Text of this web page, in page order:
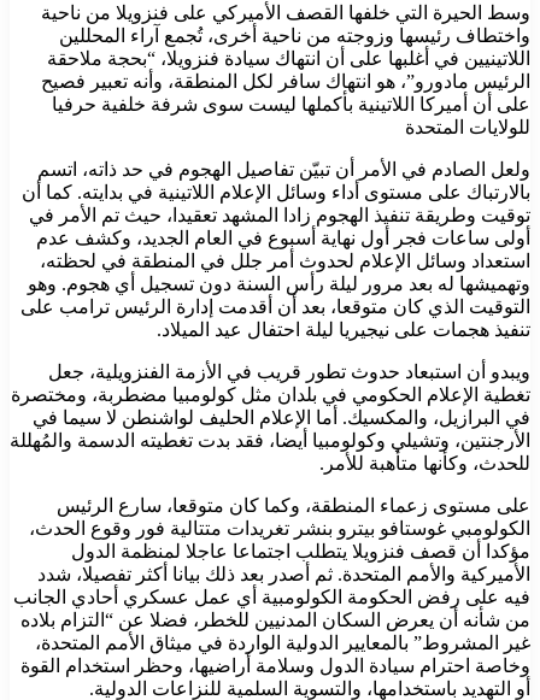
وسط الحيرة التي خلفها القصف الأميركي على فنزويلا من ناحية
واختطاف رئيسها وزوجته من ناحية أخرى، تُجمع آراء المحللين
اللاتينيين في أغلبها على أن انتهاك سيادة فنزويلا، “بحجة ملاحقة
الرئيس مادورو”، هو انتهاك سافر لكل المنطقة، وأنه تعبير فصيح
على أن أميركا اللاتينية بأكملها ليست سوى شرفة خلفية حرفيا
للولايات المتحدة
ولعل الصادم في الأمر أن تبيّن تفاصيل الهجوم في حد ذاته، اتسم
بالارتباك على مستوى أداء وسائل الإعلام اللاتينية في بدايته. كما أن
توقيت وطريقة تنفيذ الهجوم زادا المشهد تعقيدا، حيث تم الأمر في
أولى ساعات فجر أول نهاية أسبوع في العام الجديد، وكشف عدم
استعداد وسائل الإعلام لحدوث أمر جلل في المنطقة في لحظته،
وتهميشها له بعد مرور ليلة رأس السنة دون تسجيل أي هجوم. وهو
التوقيت الذي كان متوقعا، بعد أن أقدمت إدارة الرئيس ترامب على
تنفيذ هجمات على نيجيريا ليلة احتفال عيد الميلاد.
ويبدو أن استبعاد حدوث تطور قريب في الأزمة الفنزويلية، جعل
تغطية الإعلام الحكومي في بلدان مثل كولومبيا مضطربة، ومختصرة
في البرازيل، والمكسيك. أما الإعلام الحليف لواشنطن لا سيما في
الأرجنتين، وتشيلي وكولومبيا أيضا، فقد بدت تغطيته الدسمة والمُهللة
للحدث، وكأنها متأهبة للأمر.
على مستوى زعماء المنطقة، وكما كان متوقعا، سارع الرئيس
الكولومبي غوستافو بيترو بنشر تغريدات متتالية فور وقوع الحدث،
مؤكدا أن قصف فنزويلا يتطلب اجتماعا عاجلا لمنظمة الدول
الأميركية والأمم المتحدة. ثم أصدر بعد ذلك بيانا أكثر تفصيلا، شدد
فيه على رفض الحكومة الكولومبية أي عمل عسكري أحادي الجانب
من شأنه أن يعرض السكان المدنيين للخطر، فضلا عن “التزام بلاده
غير المشروط” بالمعايير الدولية الواردة في ميثاق الأمم المتحدة،
وخاصة احترام سيادة الدول وسلامة أراضيها، وحظر استخدام القوة
أو التهديد باستخدامها، والتسوية السلمية للنزاعات الدولية.